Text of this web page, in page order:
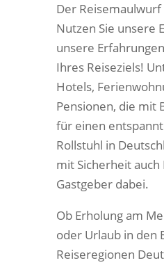
Der
Nutzen Sie unsere
unsere
Ihres Reiseziels!
Hotels,
Pensionen, die mit
für einen
Rollstuhl in
mit Sicherheit
Gastgeber dabei.
Ob Erholung am
oder Urlaub in den
Reiseregionen